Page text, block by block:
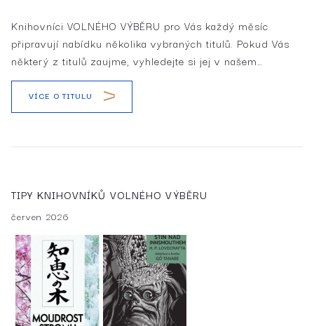
Knihovníci VOLNÉHO VÝBĚRU pro Vás každý měsíc
připravují nabídku několika vybraných titulů. Pokud Vás
některý z titulů zaujme, vyhledejte si jej v našem…
VÍCE O TITULU
TIPY KNIHOVNÍKŮ VOLNÉHO VÝBĚRU
červen 2026